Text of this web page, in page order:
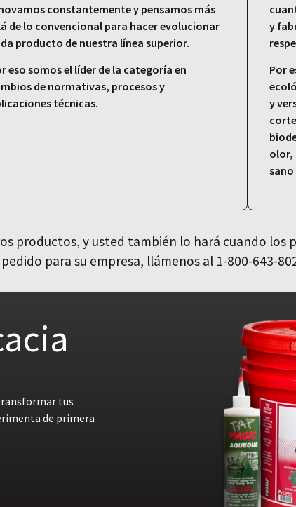
constantemente y pensamos más
de lo convencional para hacer evolucionar
producto de nuestra línea superior.
eso somos el líder de la categoría en
de normativas, procesos y
técnicas.
y
Por
y
olor,
sano
productos, y usted también lo hará cuando los
para su empresa, llámenos al 1-800-643-
tus
de primera